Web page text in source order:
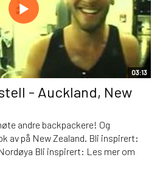
03:13
- Auckland, New
andre backpackere! Og
av på New Zealand. Bli inspirert:
Bli inspirert: Les mer om